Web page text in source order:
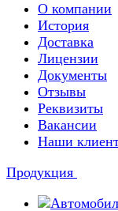
О компании
История
Доставка
Лицензии
Документы
Отзывы
Реквизиты
Вакансии
Наши
Продукция